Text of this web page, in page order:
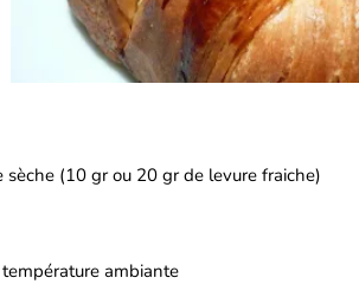
sèche (10 gr ou 20 gr de levure fraiche)
ambiante